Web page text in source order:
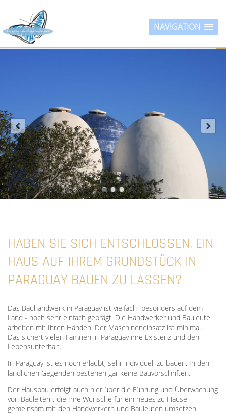
NAVIGATION
HABEN SIE SICH ENTSCHLOSSEN, EIN
HAUS AUF IHREM GRUNDSTÜCK IN
PARAGUAY BAUEN ZU LASSEN?
Das Bauhandwerk in Paraguay ist vielfach -besonders auf dem
Land - noch sehr einfach geprägt. Die Handwerker und Bauleute
arbeiten mit Ihren Händen. Der Maschineneinsatz ist minimal.
Das sichert vielen Familien in Paraguay ihre Existenz und den
Lebensunterhalt.
In Paraguay ist es noch erlaubt, sehr individuell zu bauen. In den
ländlichen Gegenden bestehen gar keine Bauvorschriften.
Der Hausbau erfolgt auch hier über die Führung und Überwachung
von Bauleitern, die Ihre Wünsche für ein neues zu Hause
gemeinsam mit den Handwerkern und Bauleuten umsetzen.